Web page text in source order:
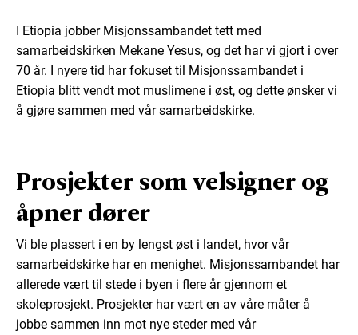
I Etiopia jobber Misjonssambandet tett med
samarbeidskirken Mekane Yesus, og det har vi gjort i over
70 år. I nyere tid har fokuset til Misjonssambandet i
Etiopia blitt vendt mot muslimene i øst, og dette ønsker vi
å gjøre sammen med vår samarbeidskirke.
Prosjekter som velsigner og
åpner dører
Vi ble plassert i en by lengst øst i landet, hvor vår
samarbeidskirke har en menighet. Misjonssambandet har
allerede vært til stede i byen i flere år gjennom et
skoleprosjekt. Prosjekter har vært en av våre måter å
jobbe sammen inn mot nye steder med vår